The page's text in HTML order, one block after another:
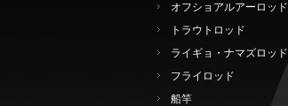
オフショアルアーロッド
トラウトロッド
ライギョ・ナマズロッド
フライロッド
船竿